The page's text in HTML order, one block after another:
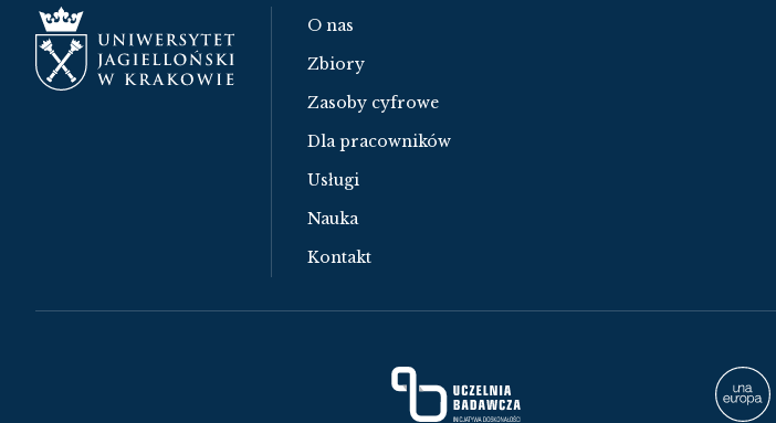
O nas
Zbiory
Zasoby cyfrowe
Dla pracowników
Usługi
Nauka
Kontakt